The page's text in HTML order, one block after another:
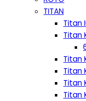
TITAN
Titan
Titan
Titan
Titan
Titan
Titan